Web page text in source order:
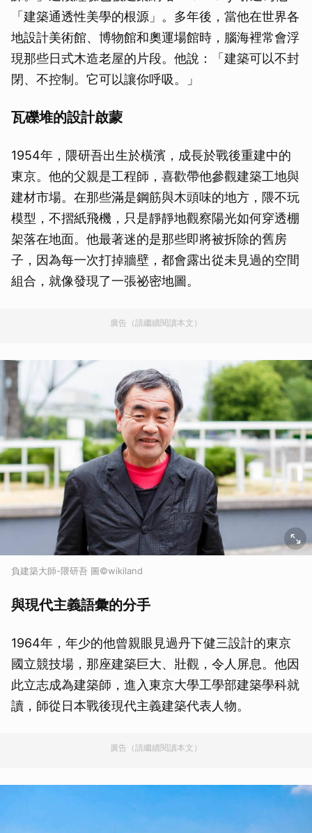
「建築通透性美學的根源」。多年後，當他在世界各
地設計美術館、博物館和奧運場館時，腦海裡常會浮
現那些日式木造老屋的片段。他說：「建築可以不封
閉、不控制。它可以讓你呼吸。」
瓦礫堆的設計啟蒙
1954年，隈研吾出生於橫濱，成長於戰後重建中的
東京。他的父親是工程師，喜歡帶他參觀建築工地與
建材市場。在那些滿是鋼筋與木頭味的地方，隈不玩
模型，不摺紙飛機，只是靜靜地觀察陽光如何穿透棚
架落在地面。他最著迷的是那些即將被拆除的舊房
子，因為每一次打掉牆壁，都會露出從未見過的空間
組合，就像發現了一張祕密地圖。
廣告（請繼續閱讀本文）
負建築大師-隈研吾 圖©wikiland
與現代主義語彙的分手
1964年，年少的他曾親眼見過丹下健三設計的東京
國立競技場，那座建築巨大、壯觀，令人屏息。他因
此立志成為建築師，進入東京大學工學部建築學科就
讀，師從日本戰後現代主義建築代表人物。
廣告（請繼續閱讀本文）